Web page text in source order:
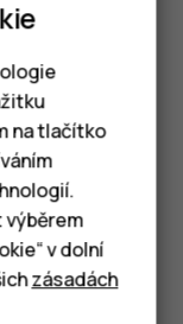
Kontakty
na tlačítko
v dolní
zásadách